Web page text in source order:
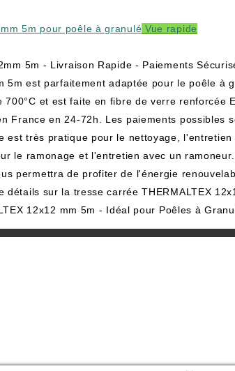
Vue rapide
5m - Livraison Rapide - Paiements
5m est parfaitement adaptée pour le poêle à
et est faite en fibre de verre renforcée
France en 24-72h. Les paiements possibles
est très pratique pour le nettoyage,
le ramonage et l'entretien avec un
permettra de profiter de l'énergie
sur la tresse carrée THERMALTEX
12x12 mm 5m - Idéal pour Poêles à